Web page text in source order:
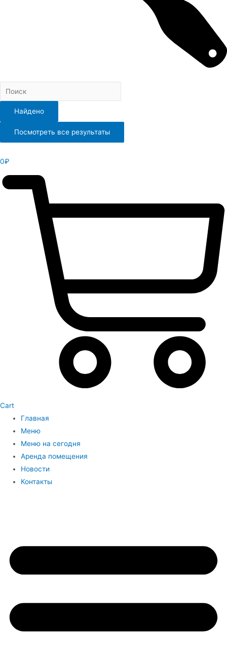
Найдено
Посмотреть все результаты
0₽
Cart
Главная
Меню
Меню на сегодня
Аренда помещения
Новости
Контакты